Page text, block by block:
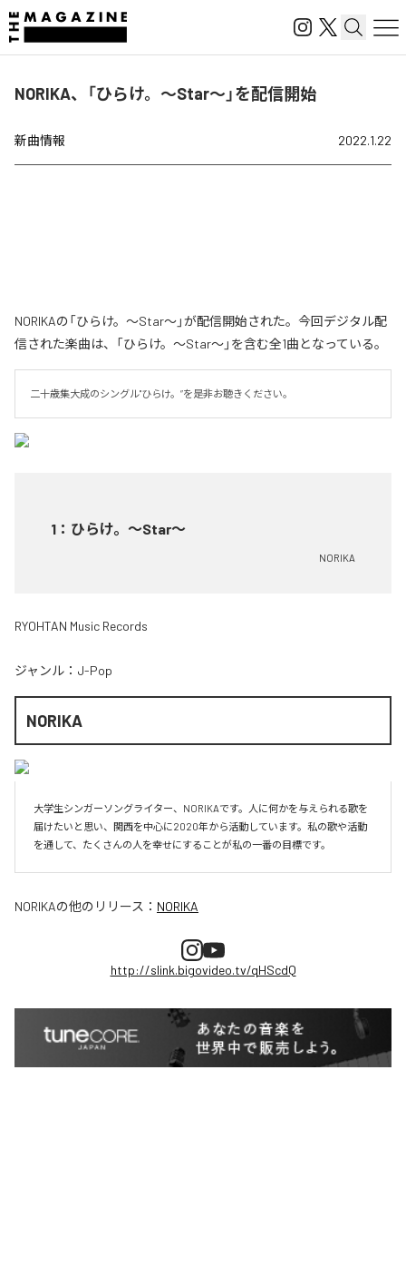
NORIKA、「ひらけ。〜Star〜」を配信開始
新曲情報 2022.1.22
NORIKAの「ひらけ。〜Star〜」が配信開始された。今回デジタル配
信された楽曲は、「ひらけ。〜Star〜」を含む全1曲となっている。
二十歳集大成のシングル"ひらけ。”を是非お聴きください。
1 ： ひらけ。〜Star〜
NORIKA
RYOHTAN Music Records
ジャンル： J-Pop
NORIKA
大学生シンガーソングライター、NORIKAです。人に何かを与えられる歌を
届けたいと思い、関西を中心に2020年から活動しています。私の歌や活動
を通して、たくさんの人を幸せにすることが私の一番の目標です。
NORIKAの他のリリース： NORIKA
http://slink.bigovideo.tv/qHScdQ